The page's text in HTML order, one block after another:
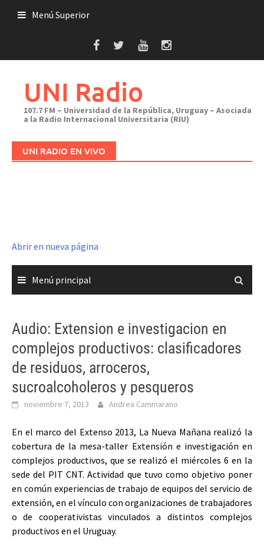
Menú Superior
UNI Radio
107.7 FM – Universidad de la República, Uruguay – Asociada
a la Radio Internacional Universitaria (RIU)
UNI RADIO EN VIVO
Abrir en nueva página
Menú principal
Audio: Extension e investigacion en
complejos productivos: clasificadores
de residuos, arroceros,
sucroalcoholeros y pesqueros
noviembre 7, 2013 Andrea Cammarano
En el marco del Extenso 2013, La Nueva Mañana realizó la
cobertura de la mesa-taller Extensión e investigación en
complejos productivos, que se realizó el miércoles 6 en la
sede del PIT CNT. Actividad que tuvo como objetivo poner
en común experiencias de trabajo de equipos del servicio de
extensión, en el vínculo con organizaciones de trabajadores
o de cooperativistas vinculados a distintos complejos
productivos en el Uruguay.